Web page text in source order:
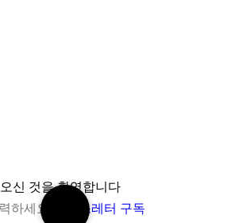
검
색
신 것을 환영합니다
뉴스레터 구독